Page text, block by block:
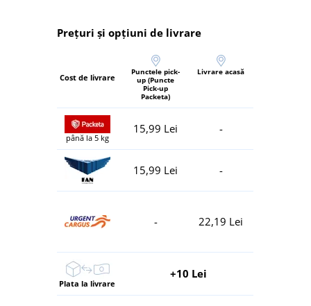
Prețuri și opțiuni de livrare
Cost de livrare
Punctele pick-
up (Puncte
Pick-up
Packeta)
Livrare acasă
până la 5 kg
15,99 Lei -
15,99 Lei -
- 22,19 Lei
Plata la livrare
+10 Lei